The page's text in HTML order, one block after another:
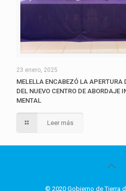
23 enero, 2025
MELELLA ENCABEZÓ LA APERTURA
DEL NUEVO CENTRO DE ABORDAJE
MENTAL
Leer más
© 2020 Gobierno de Tierra